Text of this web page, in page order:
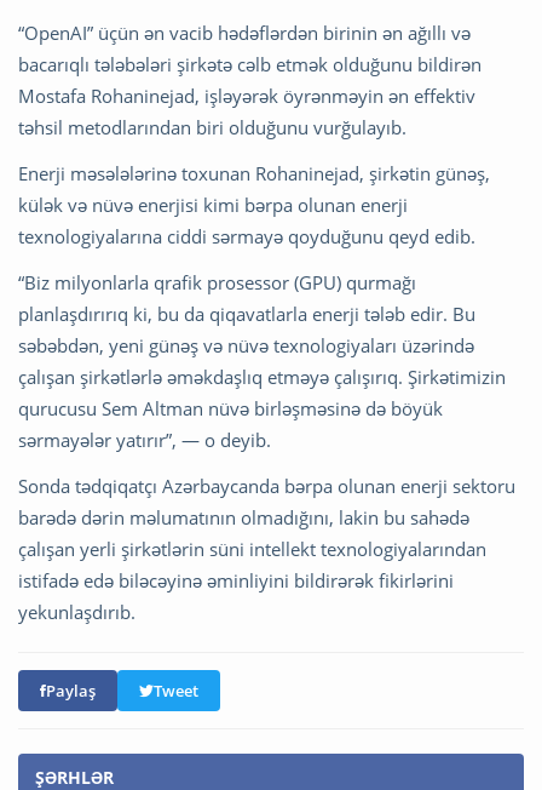
“OpenAI” üçün ən vacib hədəflərdən birinin ən ağıllı və
bacarıqlı tələbələri şirkətə cəlb etmək olduğunu bildirən
Mostafa Rohaninejad, işləyərək öyrənməyin ən effektiv
təhsil metodlarından biri olduğunu vurğulayıb.
Enerji məsələlərinə toxunan Rohaninejad, şirkətin günəş,
külək və nüvə enerjisi kimi bərpa olunan enerji
texnologiyalarına ciddi sərmayə qoyduğunu qeyd edib.
“Biz milyonlarla qrafik prosessor (GPU) qurmağı
planlaşdırırıq ki, bu da qiqavatlarla enerji tələb edir. Bu
səbəbdən, yeni günəş və nüvə texnologiyaları üzərində
çalışan şirkətlərlə əməkdaşlıq etməyə çalışırıq. Şirkətimizin
qurucusu Sem Altman nüvə birləşməsinə də böyük
sərmayələr yatırır”, — o deyib.
Sonda tədqiqatçı Azərbaycanda bərpa olunan enerji sektoru
barədə dərin məlumatının olmadığını, lakin bu sahədə
çalışan yerli şirkətlərin süni intellekt texnologiyalarından
istifadə edə biləcəyinə əminliyini bildirərək fikirlərini
yekunlaşdırıb.
Paylaş Tweet
ŞƏRHLƏR